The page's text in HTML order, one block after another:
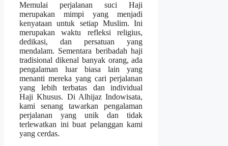
Memulai perjalanan suci Haji
merupakan mimpi yang menjadi
kenyataan untuk setiap Muslim. Ini
merupakan waktu refleksi religius,
dedikasi, dan persatuan yang
mendalam. Sementara beribadah haji
tradisional dikenal banyak orang, ada
pengalaman luar biasa lain yang
menanti mereka yang cari perjalanan
yang lebih terbatas dan individual
Haji Khusus. Di Alhijaz Indowisata,
kami senang tawarkan pengalaman
perjalanan yang unik dan tidak
terlewatkan ini buat pelanggan kami
yang cerdas.